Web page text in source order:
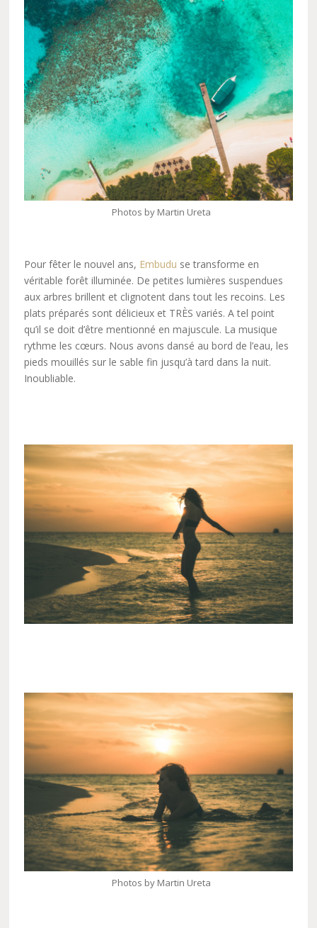
Photos by Martin Ureta
Pour fêter le nouvel ans, Embudu se transforme en
véritable forêt illuminée. De petites lumières suspendues
aux arbres brillent et clignotent dans tout les recoins. Les
plats préparés sont délicieux et TRÈS variés. A tel point
qu’il se doit d’être mentionné en majuscule. La musique
rythme les cœurs. Nous avons dansé au bord de l’eau, les
pieds mouillés sur le sable fin jusqu’à tard dans la nuit.
Inoubliable.
Photos by Martin Ureta